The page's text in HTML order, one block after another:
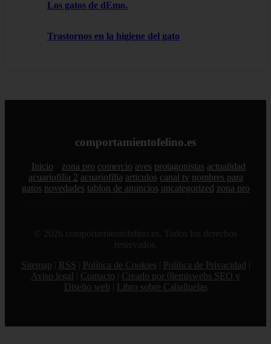
Los gatos de dEmo.
Trastornos en la higiene del gato
comportamientofelino.es
Inicio zona pro comercio aves protagonistas actualidad
acuariofilia 2 acuariofilia articulos canal tv nombres para
gatos novedades tablon de anuncios uncategorized zona pro
© 2026 comportamientofelino.es. Todos los derechos
reservados.
Sitemap
RSS Política de Cookies Política de Privacidad
Aviso legal
Contacto
Creado por 0lemiswebs SEO y
Diseño web
Libro sobre Cabañuelas